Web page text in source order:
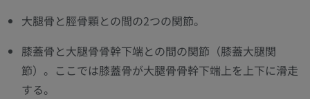
大腿骨と脛骨顆との間の2つの関節。
膝蓋骨と大腿骨骨幹下端との間の関節（膝蓋大腿関
節）。ここでは膝蓋骨が大腿骨骨幹下端上を上下に滑走
する。